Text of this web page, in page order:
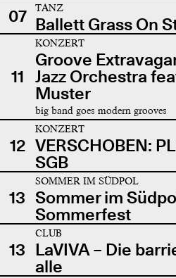
07
TANZ
Ballett Grass On
11
KONZERT
Groove
Jazz Orchestra
Muster
big band goes modern grooves
12
KONZERT
VERSCHOBEN:
SGB
13
SOMMER IM SÜDPOL
Sommer im
Sommerfest
13
CLUB
LaVIVA – Die
alle